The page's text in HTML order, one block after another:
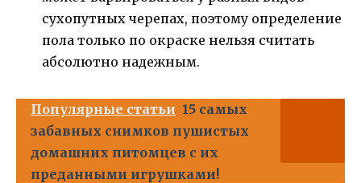
сухопутных черепах, поэтому определение
пола только по окраске нельзя считать
абсолютно надежным.
Популярные статьи 15 самых
забавных снимков пушистых
домашних питомцев с их
преданными игрушками!